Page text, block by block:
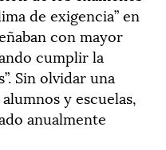
de exigencia” en
con mayor
cumplir la
Sin olvidar una
y escuelas,
anualmente